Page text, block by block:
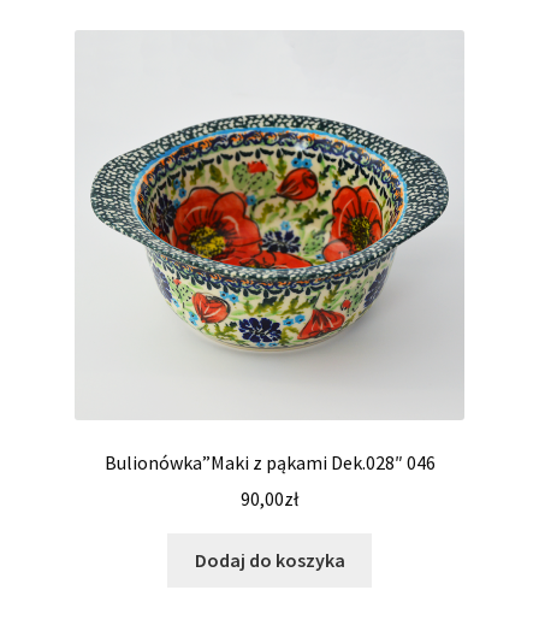
Bulionówka”Maki z pąkami Dek.028″ 046
90,00zł
Dodaj do koszyka